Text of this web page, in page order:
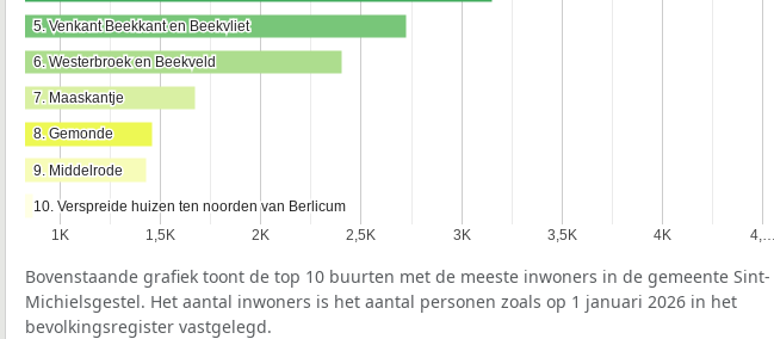
1K 1,5K 2K 2,5K 3K 3,5K 4K 4,…
5. Venkant Beekkant en Beekvliet
5. Venkant Beekkant en Beekvliet
6. Westerbroek en Beekveld
6. Westerbroek en Beekveld
7. Maaskantje
7. Maaskantje
8. Gemonde
8. Gemonde
9. Middelrode
9. Middelrode
10. Verspreide huizen ten noorden van Berlicum
10. Verspreide huizen ten noorden van Berlicum
Bovenstaande grafiek toont de top 10 buurten met de meeste inwoners in de gemeente Sint-
Michielsgestel. Het aantal inwoners is het aantal personen zoals op 1 januari 2026 in het
bevolkingsregister vastgelegd.